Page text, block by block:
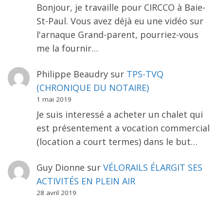
Bonjour, je travaille pour CIRCCO à Baie-
St-Paul. Vous avez déjà eu une vidéo sur
l'arnaque Grand-parent, pourriez-vous
me la fournir…
Philippe Beaudrysur TPS-TVQ
(CHRONIQUE DU NOTAIRE)
1 mai 2019
Je suis interessé a acheter un chalet qui
est présentement a vocation commercial
(location a court termes) dans le but…
Guy Dionne sur VÉLORAILS ÉLARGIT SES
ACTIVITÉS EN PLEIN AIR
28 avril 2019